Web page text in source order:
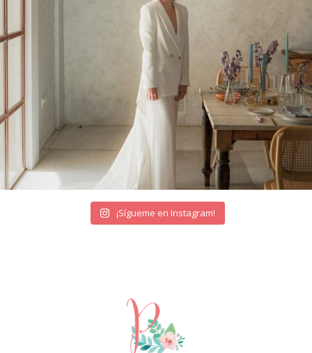
¡Sígueme en Instagram!